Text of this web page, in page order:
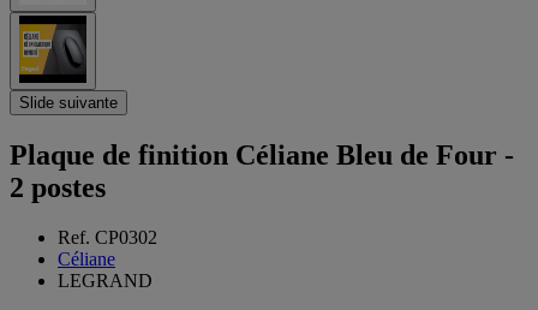
Slide suivante
Plaque de finition Céliane Bleu de Four -
2 postes
Ref. CP0302
Céliane
LEGRAND